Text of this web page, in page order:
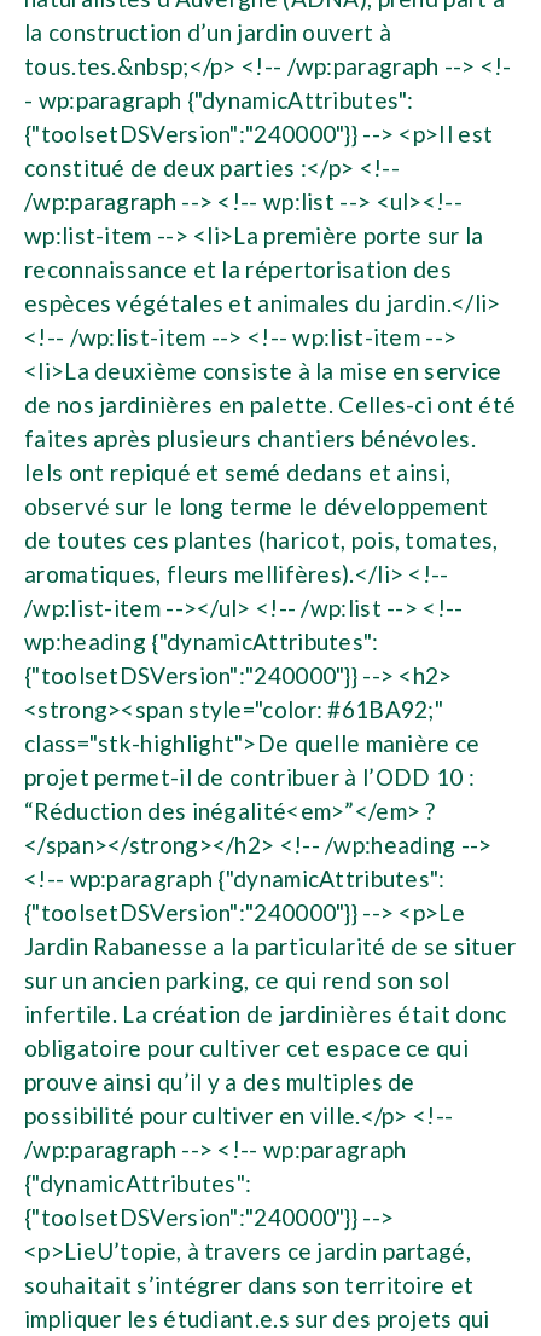
la construction d’un jardin ouvert à
tous.tes.&nbsp;</p> <!-- /wp:paragraph --> <!-
- wp:paragraph {"dynamicAttributes":
{"toolsetDSVersion":"240000"}} --> <p>Il est
constitué de deux parties :</p> <!--
/wp:paragraph --> <!-- wp:list --> <ul><!--
wp:list-item --> <li>La première porte sur la
reconnaissance et la répertorisation des
espèces végétales et animales du jardin.</li>
<!-- /wp:list-item --> <!-- wp:list-item -->
<li>La deuxième consiste à la mise en service
de nos jardinières en palette. Celles-ci ont été
faites après plusieurs chantiers bénévoles.
Iels ont repiqué et semé dedans et ainsi,
observé sur le long terme le développement
de toutes ces plantes (haricot, pois, tomates,
aromatiques, fleurs mellifères).</li> <!--
/wp:list-item --></ul> <!-- /wp:list --> <!--
wp:heading {"dynamicAttributes":
{"toolsetDSVersion":"240000"}} --> <h2>
<strong><span style="color: #61BA92;"
class="stk-highlight">De quelle manière ce
projet permet-il de contribuer à l’ODD 10 :
“Réduction des inégalité<em>”</em> ?
</span></strong></h2> <!-- /wp:heading -->
<!-- wp:paragraph {"dynamicAttributes":
{"toolsetDSVersion":"240000"}} --> <p>Le
Jardin Rabanesse a la particularité de se situer
sur un ancien parking, ce qui rend son sol
infertile. La création de jardinières était donc
obligatoire pour cultiver cet espace ce qui
prouve ainsi qu’il y a des multiples de
possibilité pour cultiver en ville.</p> <!--
/wp:paragraph --> <!-- wp:paragraph
{"dynamicAttributes":
{"toolsetDSVersion":"240000"}} -->
<p>LieU’topie, à travers ce jardin partagé,
souhaitait s’intégrer dans son territoire et
impliquer les étudiant.e.s sur des projets qui